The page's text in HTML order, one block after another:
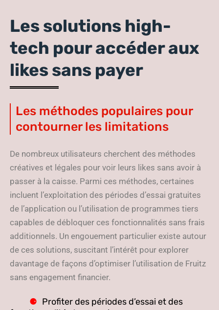
Les solutions high-
tech pour accéder aux
likes sans payer
Les méthodes populaires pour
contourner les limitations
De nombreux utilisateurs cherchent des méthodes
créatives et légales pour voir leurs likes sans avoir à
passer à la caisse. Parmi ces méthodes, certaines
incluent l’exploitation des périodes d’essai gratuites
de l’application ou l’utilisation de programmes tiers
capables de débloquer ces fonctionnalités sans frais
additionnels. Un engouement particulier existe autour
de ces solutions, suscitant l’intérêt pour explorer
davantage de façons d’optimiser l’utilisation de Fruitz
sans engagement financier.
Profiter des périodes d’essai et des